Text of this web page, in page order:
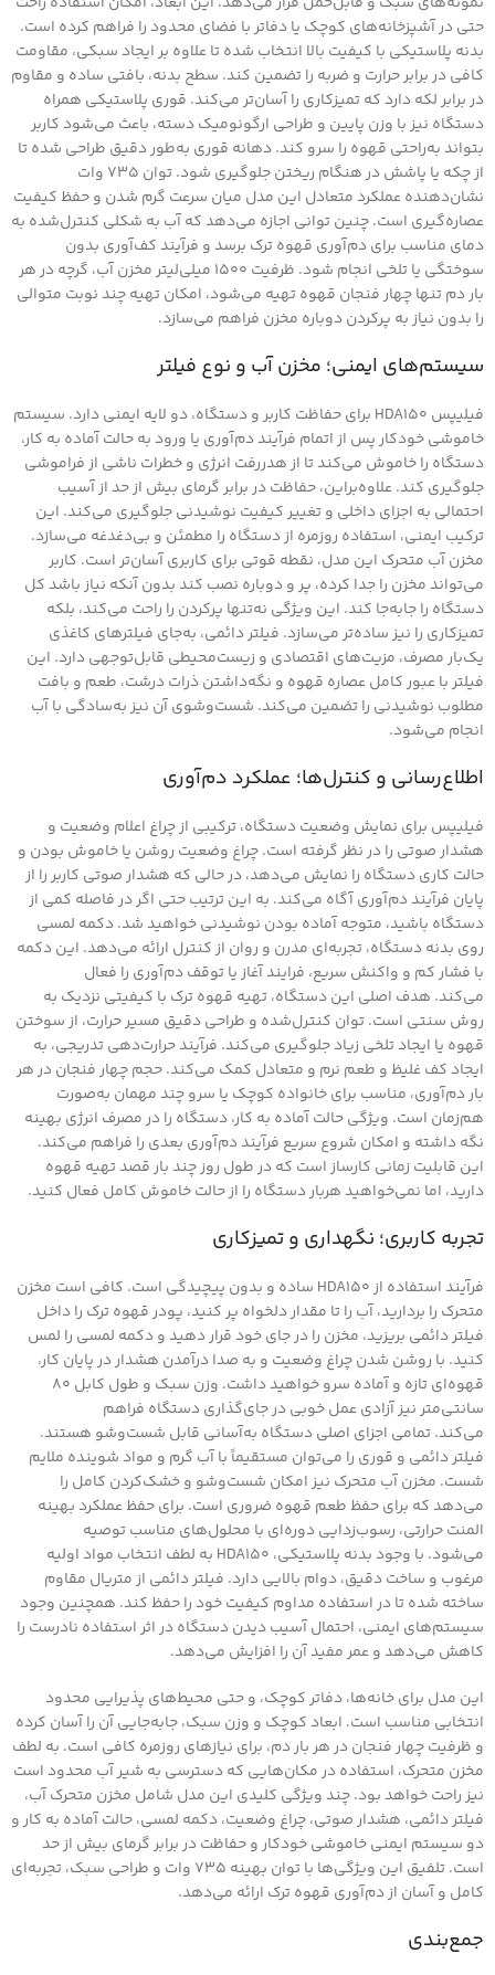
حتی در آشپزخانه‌های کوچک یا دفاتر با فضای محدود را فراهم کرده است.
بدنه پلاستیکی با کیفیت بالا انتخاب شده تا علاوه بر ایجاد سبکی، مقاومت
کافی در برابر حرارت و ضربه را تضمین کند. سطح بدنه، بافتی ساده و مقاوم
در برابر لکه دارد که تمیزکاری را آسان‌تر می‌کند. قوری پلاستیکی همراه
دستگاه نیز با وزن پایین و طراحی ارگونومیک دسته، باعث می‌شود کاربر
بتواند به‌راحتی قهوه را سرو کند. دهانه قوری به‌طور دقیق طراحی شده تا
از چکه یا پاشش در هنگام ریختن جلوگیری شود. توان ۷۳۵ وات
نشان‌دهنده عملکرد متعادل این مدل میان سرعت گرم شدن و حفظ کیفیت
عصاره‌گیری است. چنین توانی اجازه می‌دهد که آب به شکلی کنترل‌شده به
دمای مناسب برای دم‌آوری قهوه ترک برسد و فرآیند کف‌آوری بدون
سوختگی یا تلخی انجام شود. ظرفیت ۱۵۰۰ میلی‌لیتر مخزن آب، گرچه در هر
بار دم تنها چهار فنجان قهوه تهیه می‌شود، امکان تهیه چند نوبت متوالی
را بدون نیاز به پرکردن دوباره مخزن فراهم می‌سازد.
سیستم‌های ایمنی؛ مخزن آب و نوع فیلتر
فیلیپس HDA150 برای حفاظت کاربر و دستگاه، دو لایه ایمنی دارد. سیستم
خاموشی خودکار پس از اتمام فرآیند دم‌آوری یا ورود به حالت آماده به کار،
دستگاه را خاموش می‌کند تا از هدررفت انرژی و خطرات ناشی از فراموشی
جلوگیری کند. علاوه‌براین، حفاظت در برابر گرمای بیش از حد از آسیب
احتمالی به اجزای داخلی و تغییر کیفیت نوشیدنی جلوگیری می‌کند. این
ترکیب ایمنی، استفاده روزمره از دستگاه را مطمئن و بی‌دغدغه می‌سازد.
مخزن آب متحرک این مدل، نقطه قوتی برای کاربری آسان‌تر است. کاربر
می‌تواند مخزن را جدا کرده، پر و دوباره نصب کند بدون آنکه نیاز باشد کل
دستگاه را جابه‌جا کند. این ویژگی نه‌تنها پرکردن را راحت می‌کند، بلکه
تمیزکاری را نیز ساده‌تر می‌سازد. فیلتر دائمی، به‌جای فیلترهای کاغذی
یک‌بار مصرف، مزیت‌های اقتصادی و زیست‌محیطی قابل‌توجهی دارد. این
فیلتر با عبور کامل عصاره قهوه و نگه‌داشتن ذرات درشت، طعم و بافت
مطلوب نوشیدنی را تضمین می‌کند. شست‌وشوی آن نیز به‌سادگی با آب
انجام می‌شود.
اطلاع‌رسانی و کنترل‌ها؛ عملکرد دم‌آوری
فیلیپس برای نمایش وضعیت دستگاه، ترکیبی از چراغ اعلام وضعیت و
هشدار صوتی را در نظر گرفته است. چراغ وضعیت روشن یا خاموش بودن و
حالت کاری دستگاه را نمایش می‌دهد، در حالی که هشدار صوتی کاربر را از
پایان فرآیند دم‌آوری آگاه می‌کند. به این ترتیب حتی اگر در فاصله کمی از
دستگاه باشید، متوجه آماده بودن نوشیدنی خواهید شد. دکمه لمسی
روی بدنه دستگاه، تجربه‌ای مدرن و روان از کنترل ارائه می‌دهد. این دکمه
با فشار کم و واکنش سریع، فرایند آغاز یا توقف دم‌آوری را فعال
می‌کند. هدف اصلی این دستگاه، تهیه قهوه ترک با کیفیتی نزدیک به
روش سنتی است. توان کنترل‌شده و طراحی دقیق مسیر حرارت، از سوختن
قهوه یا ایجاد تلخی زیاد جلوگیری می‌کند. فرآیند حرارت‌دهی تدریجی، به
ایجاد کف غلیظ و طعم نرم و متعادل کمک می‌کند. حجم چهار فنجان در هر
بار دم‌آوری، مناسب برای خانواده کوچک یا سرو چند مهمان به‌صورت
هم‌زمان است. ویژگی حالت آماده به کار، دستگاه را در مصرف انرژی بهینه
نگه داشته و امکان شروع سریع فرآیند دم‌آوری بعدی را فراهم می‌کند.
این قابلیت زمانی کارساز است که در طول روز چند بار قصد تهیه قهوه
دارید، اما نمی‌خواهید هربار دستگاه را از حالت خاموش کامل فعال کنید.
تجربه کاربری؛ نگهداری و تمیزکاری
فرآیند استفاده از HDA150 ساده و بدون پیچیدگی است. کافی است مخزن
متحرک را بردارید، آب را تا مقدار دلخواه پر کنید، پودر قهوه ترک را داخل
فیلتر دائمی بریزید، مخزن را در جای خود قرار دهید و دکمه لمسی را لمس
کنید. با روشن شدن چراغ وضعیت و به صدا درآمدن هشدار در پایان کار،
قهوه‌ای تازه و آماده سرو خواهید داشت. وزن سبک و طول کابل ۸۰
سانتی‌متر نیز آزادی عمل خوبی در جای‌گذاری دستگاه فراهم
می‌کند. تمامی اجزای اصلی دستگاه به‌آسانی قابل شست‌وشو هستند.
فیلتر دائمی و قوری را می‌توان مستقیماً با آب گرم و مواد شوینده ملایم
شست. مخزن آب متحرک نیز امکان شست‌وشو و خشک‌کردن کامل را
می‌دهد که برای حفظ طعم قهوه ضروری است. برای حفظ عملکرد بهینه
المنت حرارتی، رسوب‌زدایی دوره‌ای با محلول‌های مناسب توصیه
می‌شود. با وجود بدنه پلاستیکی، HDA150 به لطف انتخاب مواد اولیه
مرغوب و ساخت دقیق، دوام بالایی دارد. فیلتر دائمی از متریال مقاوم
ساخته شده تا در استفاده مداوم کیفیت خود را حفظ کند. همچنین وجود
سیستم‌های ایمنی، احتمال آسیب دیدن دستگاه در اثر استفاده نادرست را
کاهش می‌دهد و عمر مفید آن را افزایش می‌دهد.
این مدل برای خانه‌ها، دفاتر کوچک، و حتی محیط‌های پذیرایی محدود
انتخابی مناسب است. ابعاد کوچک و وزن سبک، جابه‌جایی آن را آسان کرده
و ظرفیت چهار فنجان در هر بار دم، برای نیازهای روزمره کافی است. به لطف
مخزن متحرک، استفاده در مکان‌هایی که دسترسی به شیر آب محدود است
نیز راحت خواهد بود. چند ویژگی کلیدی این مدل شامل مخزن متحرک آب،
فیلتر دائمی، هشدار صوتی، چراغ وضعیت، دکمه لمسی، حالت آماده به کار و
دو سیستم ایمنی خاموشی خودکار و حفاظت در برابر گرمای بیش از حد
است. تلفیق این ویژگی‌ها با توان بهینه ۷۳۵ وات و طراحی سبک، تجربه‌ای
کامل و آسان از دم‌آوری قهوه ترک ارائه می‌دهد.
جمع‌بندی